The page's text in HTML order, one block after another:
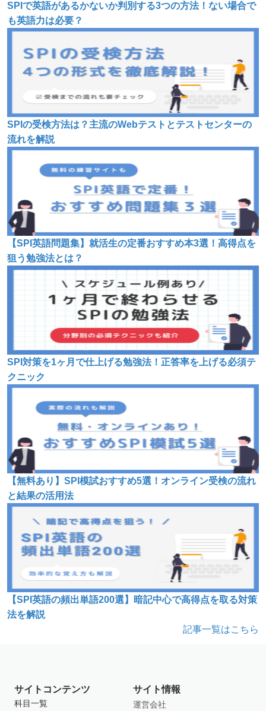
SPIで英語があるかないか判別する3つの方法！ない場合で
も英語力は必要？
SPIの受検方法は？主流のWebテストとテストセンターの
流れを解説
【SPI英語問題集】就活生の定番おすすめ本3選！高得点を
狙う勉強法とは？
SPI対策を1ヶ月で仕上げる勉強法！正答率を上げる必須テ
クニック
【無料あり】SPI模試おすすめ5選！オンライン受検の流れ
と結果の活用法
【SPI英語の頻出単語200選】暗記中心で高得点を取る対策
法を解説
記事一覧はこちら
サイトコンテンツ
科目一覧
サイト情報
運営会社